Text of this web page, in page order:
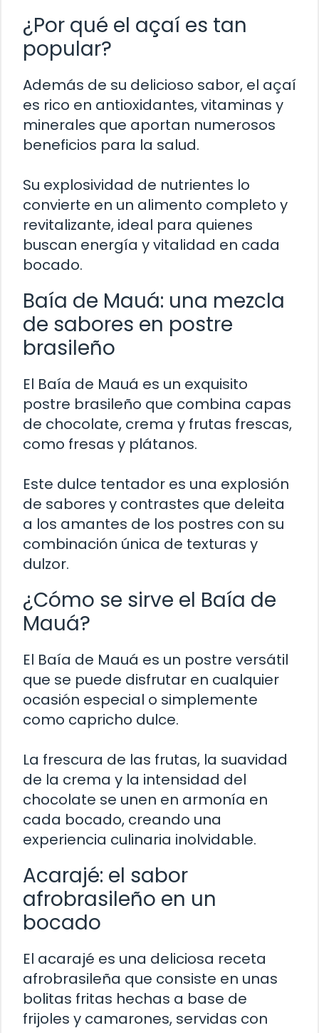
¿Por qué el açaí es tan
popular?
Además de su delicioso sabor, el açaí
es rico en antioxidantes, vitaminas y
minerales que aportan numerosos
beneficios para la salud.
Su explosividad de nutrientes lo
convierte en un alimento completo y
revitalizante, ideal para quienes
buscan energía y vitalidad en cada
bocado.
Baía de Mauá: una mezcla
de sabores en postre
brasileño
El Baía de Mauá es un exquisito
postre brasileño que combina capas
de chocolate, crema y frutas frescas,
como fresas y plátanos.
Este dulce tentador es una explosión
de sabores y contrastes que deleita
a los amantes de los postres con su
combinación única de texturas y
dulzor.
¿Cómo se sirve el Baía de
Mauá?
El Baía de Mauá es un postre versátil
que se puede disfrutar en cualquier
ocasión especial o simplemente
como capricho dulce.
La frescura de las frutas, la suavidad
de la crema y la intensidad del
chocolate se unen en armonía en
cada bocado, creando una
experiencia culinaria inolvidable.
Acarajé: el sabor
afrobrasileño en un
bocado
El acarajé es una deliciosa receta
afrobrasileña que consiste en unas
bolitas fritas hechas a base de
frijoles y camarones, servidas con